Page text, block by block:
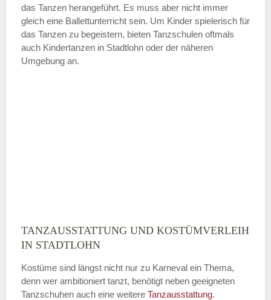
Samstag
das Tanzen herangeführt. Es muss aber nicht immer
gleich eine Ballettunterricht sein. Um Kinder spielerisch für
das Tanzen zu begeistern, bieten Tanzschulen oftmals
auch Kindertanzen in Stadtlohn oder der näheren
Umgebung an.
TANZAUSSTATTUNG UND KOSTÜMVERLEIH
IN STADTLOHN
Kostüme sind längst nicht nur zu Karneval ein Thema,
denn wer ambitioniert tanzt, benötigt neben geeigneten
Tanzschuhen auch eine weitere Tanzausstattung.